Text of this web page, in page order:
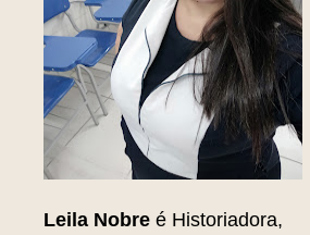
Leila Nobre é Historiadora,